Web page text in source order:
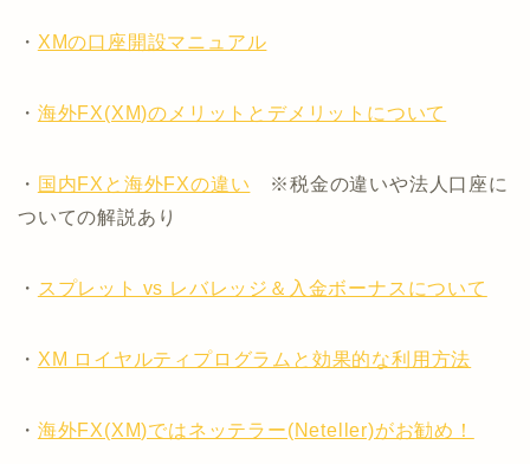
・ XMの口座開設マニュアル
・ 海外FX(XM)のメリットとデメリットについて
・ 国内FXと海外FXの違い ※税金の違いや法人口座に
ついての解説あり
・ スプレット vs レバレッジ＆入金ボーナスについて
・ XM ロイヤルティプログラムと効果的な利用方法
・ 海外FX(XM)ではネッテラー(Neteller)がお勧め！